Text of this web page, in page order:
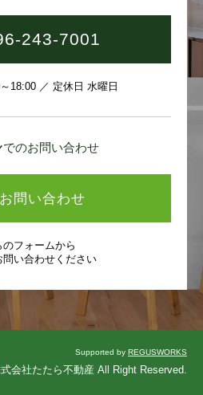
243-7001
18:00 ／ 定休日 水曜日
でのお問い合わせ
お問い合わせ
のフォームから
問い合わせください
Supported by REGUSWORKS
会社たたら不動産 All Right Reserved.